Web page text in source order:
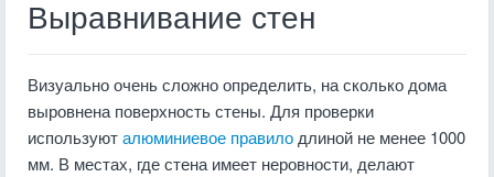
Выравнивание стен
Визуально очень сложно определить, на сколько дома
выровнена поверхность стены. Для проверки
используюталюминиевое правило длиной не менее 1000
мм. В местах, где стена имеет неровности, делают